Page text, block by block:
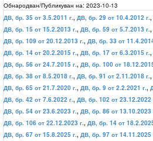
Обнародван/Публикуван на: 2023-10-13
ДВ, бр. 35 от 3.5.2011 г., ДВ, бр. 29 от 10.4.2012 г.,
ДВ, бр. 15 от 15.2.2013 г., ДВ, бр. 59 от 5.7.2013 г.,
ДВ, бр. 109 от 20.12.2013 г., ДВ, бр. 33 от
ДВ, бр. 14 от 20.2.2015 г., ДВ, бр. 17 от 6.3.2015 г.,
ДВ, бр. 56 от 24.7.2015 г., ДВ, бр. 100 от
ДВ, бр. 38 от 8.5.2018 г., ДВ, бр. 91 от 2.11.2018 г.,
ДВ, бр. 65 от 21.7.2020 г., ДВ, бр. 9 от 2.2.2021 г.,
ДВ, бр. 42 от 7.6.2022 г., ДВ, бр. 102 от 23.12.2022
ДВ, бр. 54 от 23.6.2023 г., ДВ, бр. 86 от 13.10.2023
ДВ, бр. 106 от 22.12.2023 г., ДВ, бр. 14 от
ДВ, бр. 67 от 15.8.2025 г., ДВ, бр. 97 от 14.11.2025